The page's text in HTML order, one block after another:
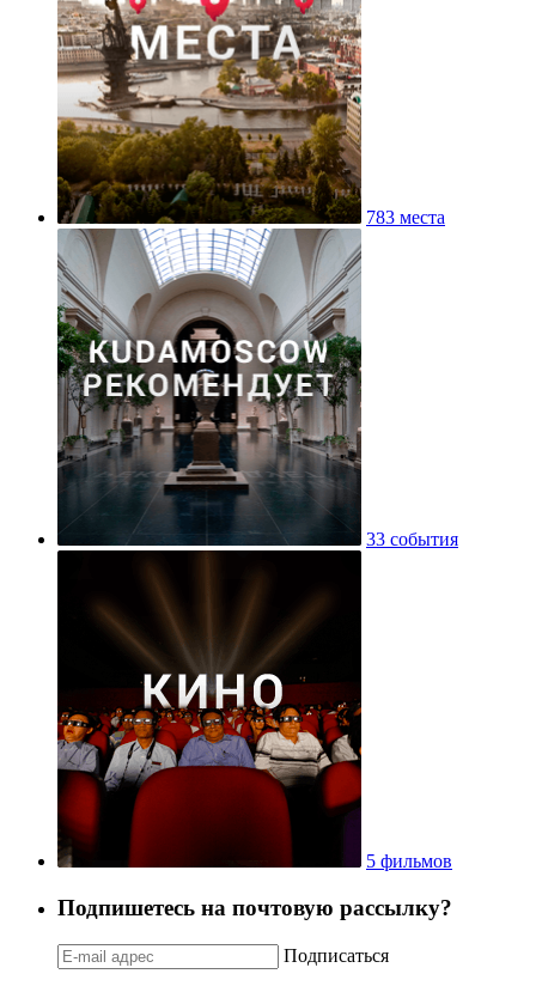
783 места
33 события
5 фильмов
Подпишетесь на почтовую рассылку?
Подписаться